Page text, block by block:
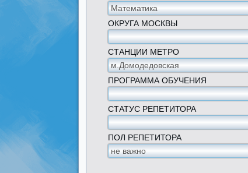
ОКРУГА МОСКВЫ
СТАНЦИИ МЕТРО
ПРОГРАММА ОБУЧЕНИЯ
СТАТУС РЕПЕТИТОРА
ПОЛ РЕПЕТИТОРА